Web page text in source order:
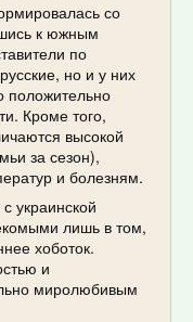
со
к южным
по
но и у них
положительно
Кроме того,
высокой
за сезон),
и болезням.
украинской
лишь в том,
хоботок.
и
миролюбивым